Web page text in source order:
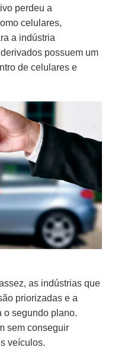
perdeu a
celulares,
a indústria
possuem um
de celulares e
as indústrias que
priorizadas e a
o segundo plano.
sem conseguir
veículos.